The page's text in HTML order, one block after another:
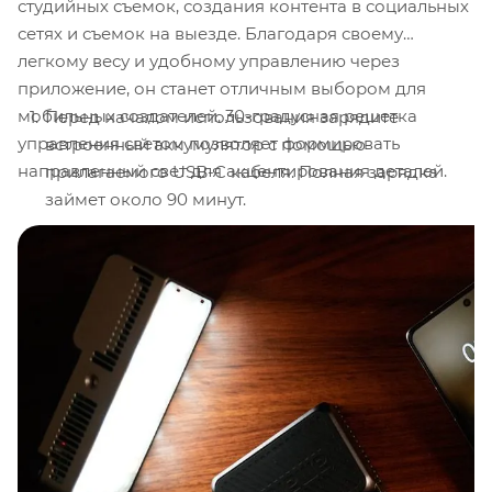
студийных съемок, создания контента в социальных
сетях и съемок на выезде. Благодаря своему
легкому весу и удобному управлению через
приложение, он станет отличным выбором для
мобильных создателей. 30-градусная решетка
управления светом позволяет формировать
направленный свет для акцентирования деталей.
Перед началом использования зарядите
встроенный аккумулятор с помощью
прилагаемого USB-C кабеля. Полная зарядка
займет около 90 минут.
используя адаптер Lock to Cold Shoe или резьбу
1/4"-20 на основании прибора.
Для получения мягкого света установите
диффузор Dome Diffuser, прикрепив его к
магнитному креплению на передней панели
осветителя.
Если требуется направленный свет, прикрепите
30-градусную сетку управления светом для